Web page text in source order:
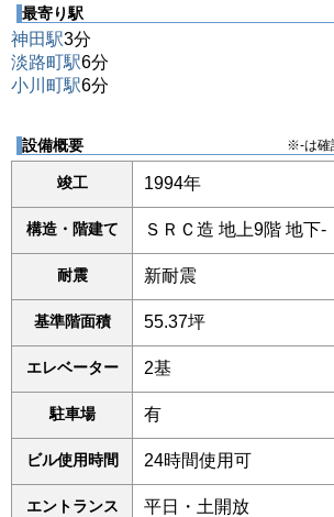
最寄り駅
神田駅3分
淡路町駅6分
小川町駅6分
設備概要 ※-は確
竣工 1994年
構造・階建て ＳＲＣ造 地上9階 地下-
耐震 新耐震
基準階面積 55.37坪
エレベーター 2基
駐車場 有
ビル使用時間 24時間使用可
エントランス 平日・土開放